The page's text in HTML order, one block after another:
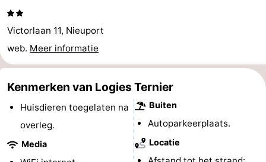
-
Speeltuinen
-
Binnenspeeltuinen
-
Minigolfbanen
Wellness
centra
Dorpen
Victorlaan 11, Nieuport
web. Meer informatie
Kenmerken van Logies Ternier
Huisdieren toegelaten na
overleg.
Media
Buiten
Autoparkeerplaats.
Locatie